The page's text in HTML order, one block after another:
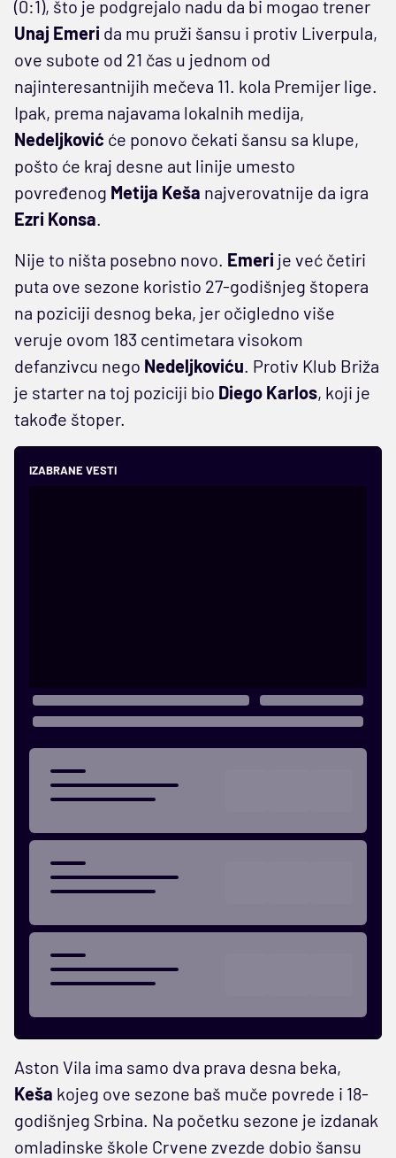
(0:1), što je podgrejalo nadu da bi mogao trener
Unaj Emeri da mu pruži šansu i protiv Liverpula,
ove subote od 21 čas u jednom od
najinteresantnijih mečeva 11. kola Premijer lige.
Ipak, prema najavama lokalnih medija,
Nedeljković će ponovo čekati šansu sa klupe,
pošto će kraj desne aut linije umesto
povređenog Metija Keša najverovatnije da igra
Ezri Konsa.
Nije to ništa posebno novo. Emeri je već četiri
puta ove sezone koristio 27-godišnjeg štopera
na poziciji desnog beka, jer očigledno više
veruje ovom 183 centimetara visokom
defanzivcu nego Nedeljkoviću. Protiv Klub Briža
je starter na toj poziciji bio Diego Karlos, koji je
takođe štoper.
IZABRANE VESTI
Aston Vila ima samo dva prava desna beka,
Keša kojeg ove sezone baš muče povrede i 18-
godišnjeg Srbina. Na početku sezone je izdanak
omladinske škole Crvene zvezde dobio šansu